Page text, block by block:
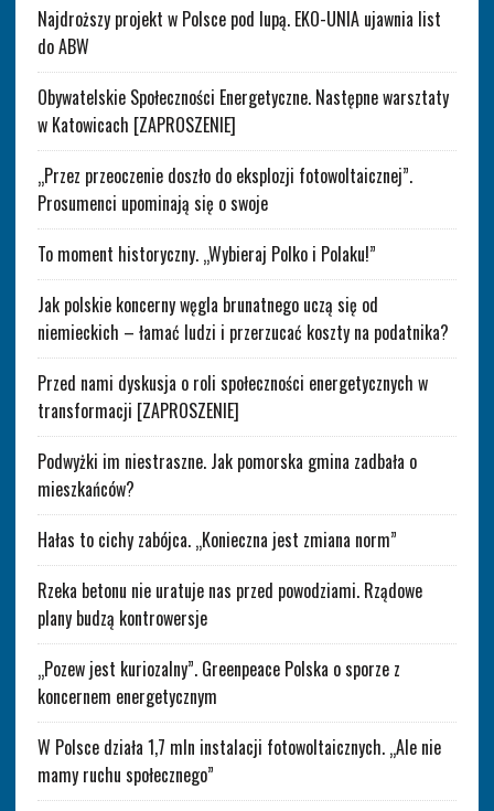
Najdroższy projekt w Polsce pod lupą. EKO-UNIA ujawnia list
do ABW
Obywatelskie Społeczności Energetyczne. Następne warsztaty
w Katowicach [ZAPROSZENIE]
„Przez przeoczenie doszło do eksplozji fotowoltaicznej”.
Prosumenci upominają się o swoje
To moment historyczny. „Wybieraj Polko i Polaku!”
Jak polskie koncerny węgla brunatnego uczą się od
niemieckich – łamać ludzi i przerzucać koszty na podatnika?
Przed nami dyskusja o roli społeczności energetycznych w
transformacji [ZAPROSZENIE]
Podwyżki im niestraszne. Jak pomorska gmina zadbała o
mieszkańców?
Hałas to cichy zabójca. „Konieczna jest zmiana norm”
Rzeka betonu nie uratuje nas przed powodziami. Rządowe
plany budzą kontrowersje
„Pozew jest kuriozalny”. Greenpeace Polska o sporze z
koncernem energetycznym
W Polsce działa 1,7 mln instalacji fotowoltaicznych. „Ale nie
mamy ruchu społecznego”